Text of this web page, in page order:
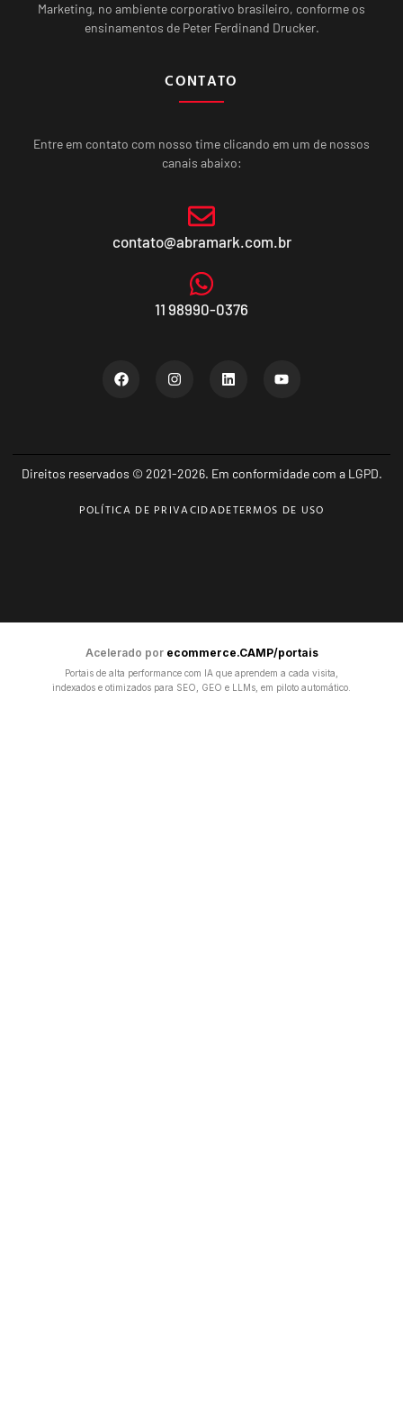
Marketing, no ambiente corporativo brasileiro, conforme os
ensinamentos de Peter Ferdinand Drucker.
CONTATO
Entre em contato com nosso time clicando em um de nossos
canais abaixo:
contato@abramark.com.br
11 98990-0376
Direitos reservados © 2021-2026. Em conformidade com a LGPD.
POLÍTICA DE PRIVACIDADETERMOS DE USO
Acelerado por ecommerce.CAMP/portais
Portais de alta performance com IA que aprendem a cada visita,
indexados e otimizados para SEO, GEO e LLMs, em piloto automático.